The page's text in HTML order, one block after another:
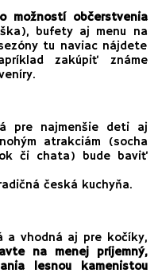
možností občerstvenia
bufety aj menu na
tu naviac nájdete
zakúpiť známe
pre najmenšie deti aj
atrakciám (socha
či chata) bude baviť
česká kuchyňa.
a vhodná aj pre kočíky,
na menej príjemný,
lesnou kamenistou